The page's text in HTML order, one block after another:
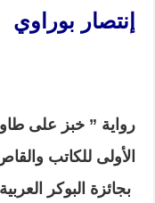
إنتصار بوراوي
رواية ” خبز على
الأولى للكاتب
بجائزة البوكر